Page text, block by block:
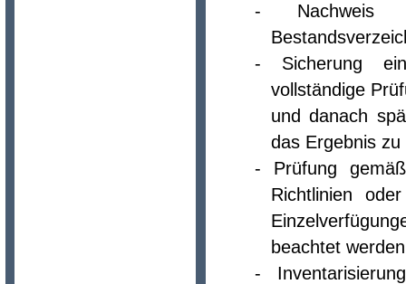
- Nachweis
- Sicherung
vollständige
und danach
das Ergebnis
- Prüfung
Richtlinien
beachtet
-